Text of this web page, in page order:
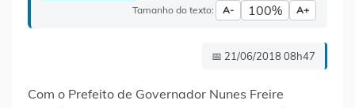
Tamanho do texto: A- 100% A+
📅 21/06/2018 08h47
Com o Prefeito de Governador Nunes Freire